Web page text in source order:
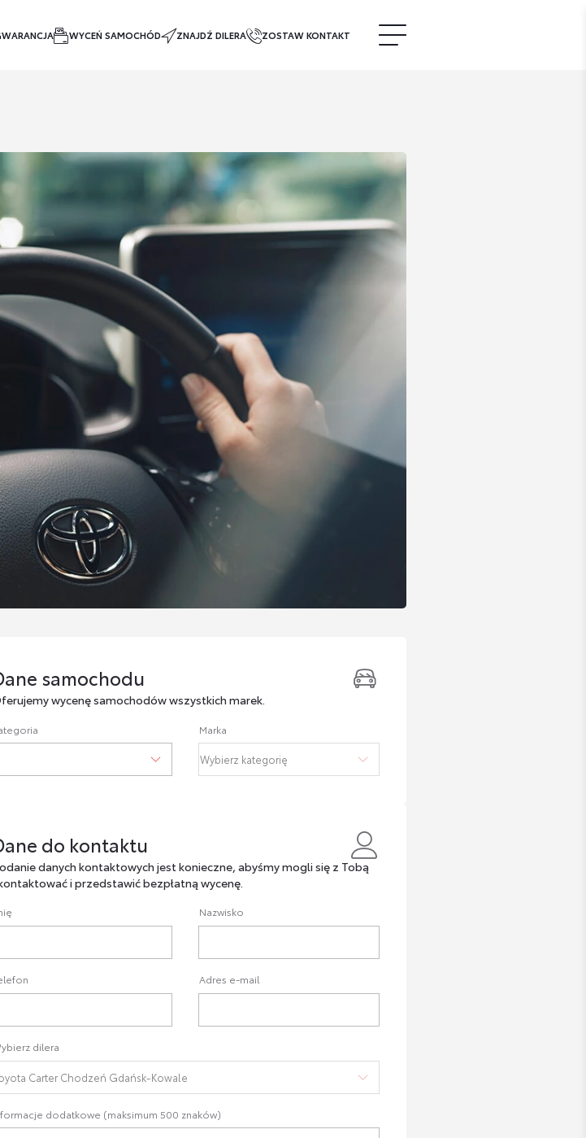
WYCEŃ SAMOCHÓD ZNAJDŹ DILERA ZOSTAW KONTAKT
samochodu
samochodu
wycenę samochodów wszystkich marek.
Marka
do kontaktu
do kontaktu
danych kontaktowych jest konieczne, abyśmy mogli się z Tobą
i przedstawić bezpłatną wycenę.
Nazwisko
Adres e-mail
dilera
dodatkowe (maksimum 500 znaków)